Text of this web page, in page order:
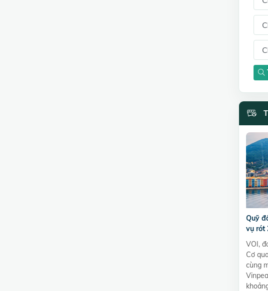
Quỹ
vụ rót
VOI,
Cơ
cùng